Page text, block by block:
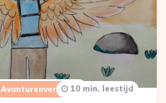
Avonturenverhalen10 min. leestijd